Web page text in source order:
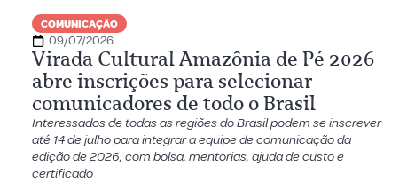
COMUNICAÇÃO
09/07/2026
Virada Cultural Amazônia de Pé 2026
abre inscrições para selecionar
comunicadores de todo o Brasil
Interessados de todas as regiões do Brasil podem se inscrever
até 14 de julho para integrar a equipe de comunicação da
edição de 2026, com bolsa, mentorias, ajuda de custo e
certificado